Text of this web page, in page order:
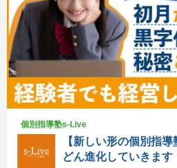
個別指導塾s-Live
【新しい形の個別指
どん進化していきます